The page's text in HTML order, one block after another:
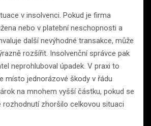
v insolvenci. Pokud je firma
nebo v platební neschopnosti a
další nevýhodné transakce, může
rozšířit. Insolvenční správce pak
neprohluboval úpadek. V praxi to
místo jednorázové škody v řádu
na mnohem vyšší částku, pokud se
rozhodnutí zhoršilo celkovou situaci